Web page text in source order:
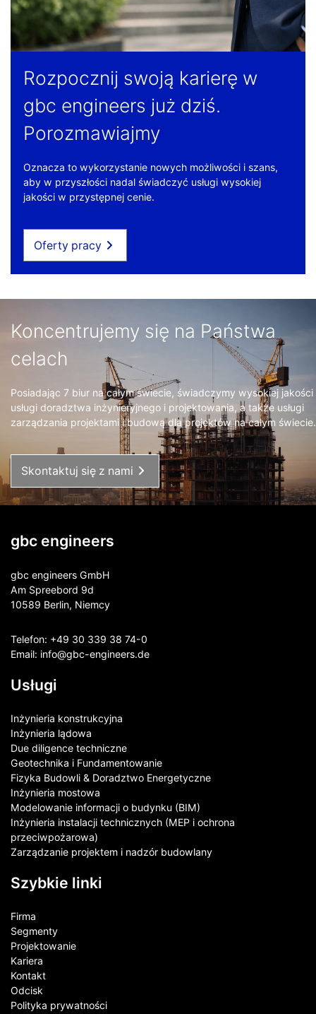
Rozpocznij swoją karierę w
gbc engineers już dziś.
Porozmawiajmy
Oznacza to wykorzystanie nowych możliwości i szans,
aby w przyszłości nadal świadczyć usługi wysokiej
jakości w przystępnej cenie.
Oferty pracy
Koncentrujemy się na Państwa
celach
Posiadając 7 biur na całym świecie, świadczymy wysokiej jakości
usługi doradztwa inżynieryjnego i projektowania, a także usługi
zarządzania projektami i budową dla projektów na całym świecie.
Skontaktuj się z nami
gbc engineers
gbc engineers GmbH
Am Spreebord 9d
10589 Berlin, Niemcy
Telefon: +49 30 339 38 74-0
Email: info@gbc-engineers.de
Usługi
Inżynieria konstrukcyjna
Inżynieria lądowa
Due diligence techniczne
Geotechnika i Fundamentowanie
Fizyka Budowli & Doradztwo Energetyczne
Inżynieria mostowa
Modelowanie informacji o budynku (BIM)
Inżynieria instalacji technicznych (MEP i ochrona
przeciwpożarowa)
Zarządzanie projektem i nadzór budowlany
Szybkie linki
Firma
Segmenty
Projektowanie
Kariera
Kontakt​
Odcisk
Polityka prywatności